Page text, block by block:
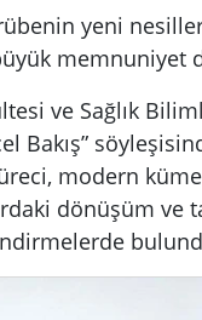
yeni
memnuniyet
ve Sağlık
Bakış”
modern
dönüşüm ve